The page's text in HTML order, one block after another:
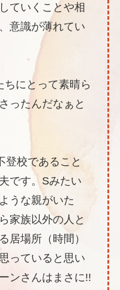
ていくことや相
意識が薄れてい
にとって素晴ら
ったんだなぁと
登校であること
です。Sみたい
うな親がいた
家族以外の人と
居場所（時間）
っていると思い
ンさんはまさに!!